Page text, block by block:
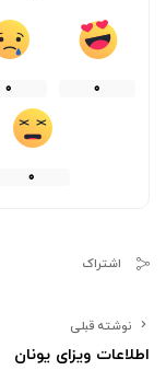
0
0
0
اشتراک
نوشته قبلی
اطلاعات ویزای یونان